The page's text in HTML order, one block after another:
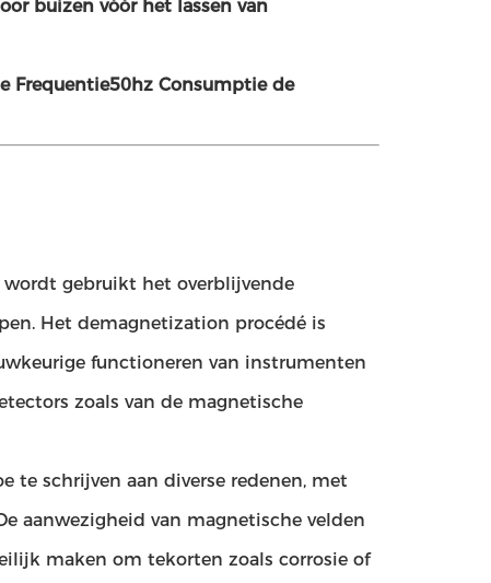
buizen vóór het lassen van
Frequentie50hz Consumptie de
gebruikt het overblijvende
Het demagnetization procédé is
functioneren van instrumenten
zoals van de magnetische
te schrijven aan diverse redenen, met
aanwezigheid van magnetische velden
maken om tekorten zoals corrosie of